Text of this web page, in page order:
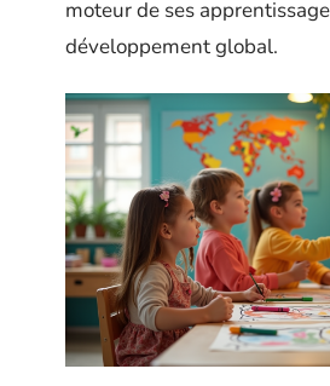
moteur de ses
développement global.